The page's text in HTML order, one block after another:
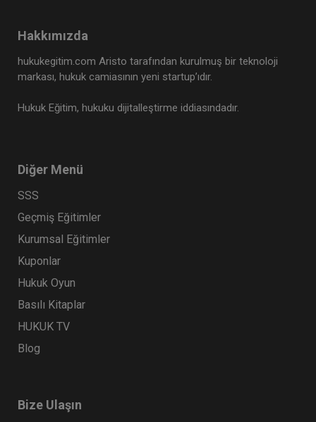
Hakkımızda
hukukegitim.com Aristo tarafından kurulmuş bir teknoloji
markası, hukuk camiasının yeni startup’ıdır.
Hukuk Eğitim, hukuku dijitalleştirme iddiasındadır.
Diğer Menü
SSS
Geçmiş Eğitimler
Kurumsal Eğitimler
Kuponlar
Hukuk Oyun
Basılı Kitaplar
HUKUK TV
Blog
Bize Ulaşın